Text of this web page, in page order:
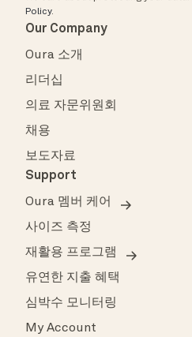
Policy.
Our Company
Oura 소개
리더십
의료 자문위원회
채용
보도자료
Support
Oura 멤버 케어
사이즈 측정
재활용 프로그램
유연한 지출 혜택
심박수 모니터링
My Account